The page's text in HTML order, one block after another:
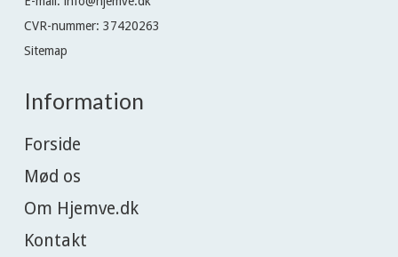
CVR-nummer: 37420263
Sitemap
Information
Forside
Mød os
Om Hjemve.dk
Kontakt